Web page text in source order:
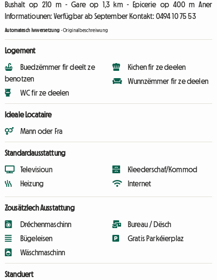
Bushalt op 210 m - Gare op 1,3 km - Epicerie op 400 m Aner
Informatiounen: Verfügbar ab September Kontakt: 0494 10 75 53
Automatesch Iwwersetzung -Originalbeschreiwung
Logement
Buedzëmmer fir deelt ze
benotzen
WC fir ze deelen
Kichen fir ze deelen
Wunnzëmmer fir ze deelen
Ideale Locataire
Mann oder Fra
Standardausstattung
Televisioun
Heizung
Kleederschaf/Kommod
Internet
Zousätzlech Ausstattung
Dréchenmaschinn
Bügeleisen
Wäschmaschinn
Bureau / Dësch
Gratis Parkéierplaz
Standuert